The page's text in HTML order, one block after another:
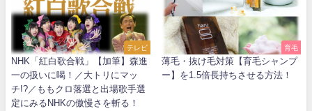
テレビ
NHK「紅白歌合戦」【加筆】森進
一の扱いに喝！／大トリにマッ
チ!?／ももクロ落選と出場歌手選
定にみるNHKの傲慢さを斬る！
育毛
薄毛・抜け毛対策【育毛シャンプ
ー】を1.5倍長持ちさせる方法！